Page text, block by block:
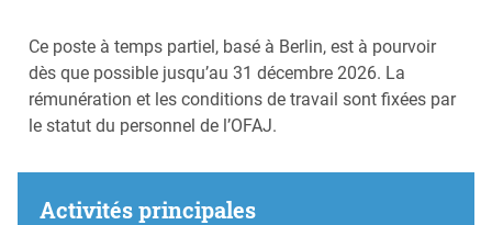
Ce poste à temps partiel, basé à Berlin, est à pourvoir
dès que possible jusqu’au 31 décembre 2026. La
rémunération et les conditions de travail sont fixées par
le statut du personnel de l’OFAJ.
Activités principales